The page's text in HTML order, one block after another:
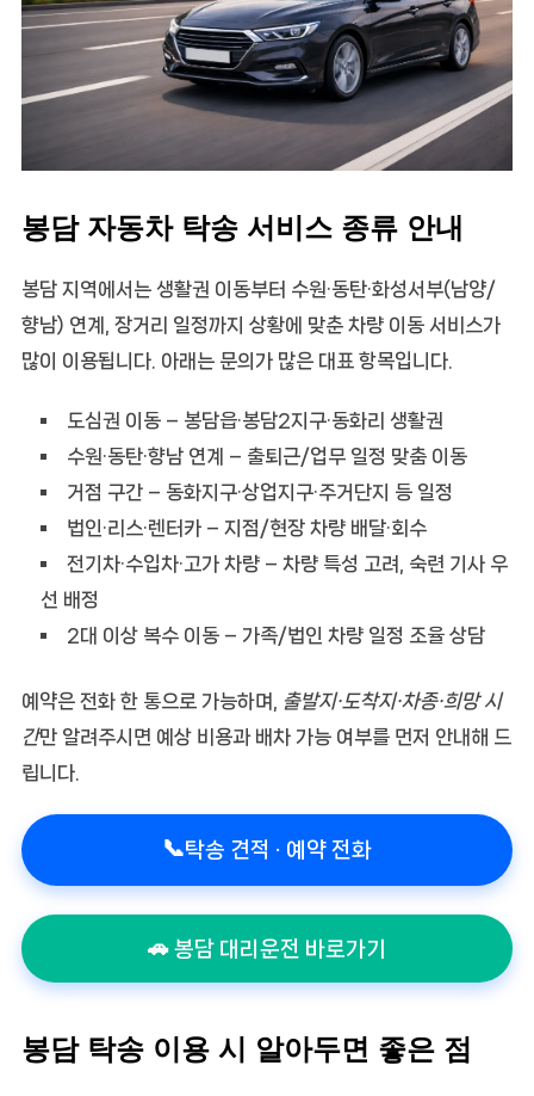
봉담 자동차 탁송 서비스 종류 안내
봉담 지역에서는 생활권 이동부터 수원·동탄·화성서부(남양/
향남) 연계, 장거리 일정까지 상황에 맞춘 차량 이동 서비스가
많이 이용됩니다. 아래는 문의가 많은 대표 항목입니다.
도심권 이동– 봉담읍·봉담2지구·동화리 생활권
수원·동탄·향남 연계 – 출퇴근/업무 일정 맞춤 이동
거점 구간– 동화지구·상업지구·주거단지 등 일정
법인·리스·렌터카– 지점/현장 차량 배달·회수
전기차·수입차·고가 차량– 차량 특성 고려, 숙련 기사 우
선 배정
2대 이상 복수 이동– 가족/법인 차량 일정 조율 상담
예약은 전화 한 통으로 가능하며,
출발지·도착지·차종·희망 시
간만 알려주시면 예상 비용과 배차 가능 여부를 먼저 안내해 드
립니다.
📞탁송 견적 · 예약 전화
🚗 봉담 대리운전 바로가기
봉담 탁송 이용 시 알아두면 좋은 점